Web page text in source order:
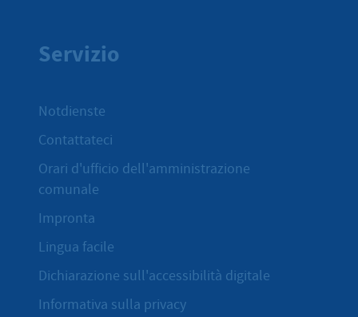
Servizio
Notdienste
Contattateci
Orari d'ufficio dell'amministrazione
comunale
Impronta
Lingua facile
Dichiarazione sull'accessibilità digitale
Informativa sulla privacy